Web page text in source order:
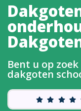
Bent u op
dakgoten